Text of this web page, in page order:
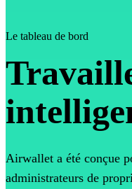
Le tableau de bord
Airwallet a été conçue
administrateurs de